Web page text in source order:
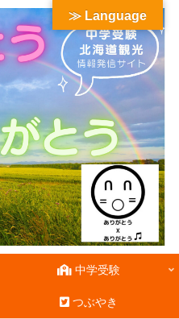
中学受験
つぶやき
≫ Language